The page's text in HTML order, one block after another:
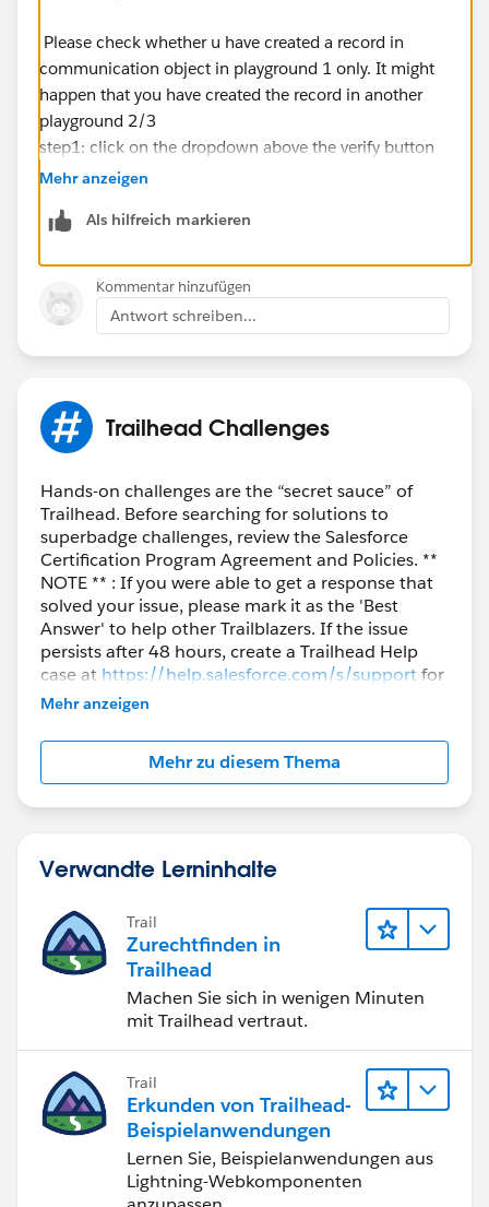
Please check whether u have created a record in
communication object in playground 1 only. It might
happen that you have created the record in another
playground 2/3
step1: click on the dropdown above the verify button
and select my playground 2
step3: if still getting the same error then try another
Mehr anzeigen
Als hilfreich markieren
Kommentar hinzufügen
Antwort schreiben...
Trailhead Challenges
Hands-on challenges are the “secret sauce” of
Trailhead. Before searching for solutions to
superbadge challenges, review the Salesforce
Certification Program Agreement and Policies. **
NOTE ** : If you were able to get a response that
solved your issue, please mark it as the 'Best
Answer' to help other Trailblazers. If the issue
persists after 48 hours, create a Trailhead Help
case at https://help.salesforce.com/s/supportfor
further assistance.
Mehr anzeigen
Mehr zu diesem Thema
Verwandte Lerninhalte
Trail
Zurechtfinden in
Trailhead
Machen Sie sich in wenigen Minuten
mit Trailhead vertraut.
Trail
Erkunden von Trailhead-
Beispielanwendungen
Lernen Sie, Beispielanwendungen aus
Lightning-Webkomponenten